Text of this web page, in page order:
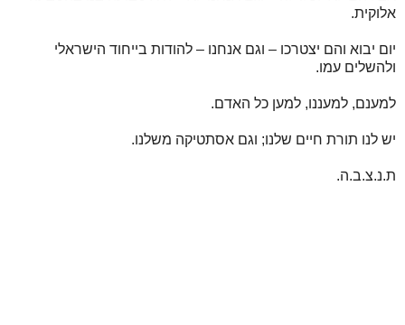
אלוקית.
יום יבוא והם יצטרכו – וגם אנחנו – להודות בייחוד הישראלי
ולהשלים עמו.
למענם, למעננו, למען כל האדם.
יש לנו תורת חיים שלנו; וגם אסתטיקה משלנו.
ת.נ.צ.ב.ה.